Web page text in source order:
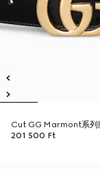
Cut GG Marmont系列
201 500 Ft